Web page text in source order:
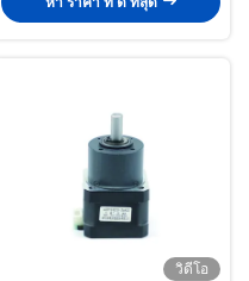
วิดีโอ